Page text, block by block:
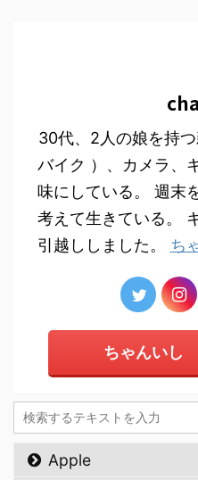
30代、2人の娘を持
バイク ）、カメラ、
味にしている。 週末
考えて生きている。
引越ししました。 ち
ちゃんいし
Apple